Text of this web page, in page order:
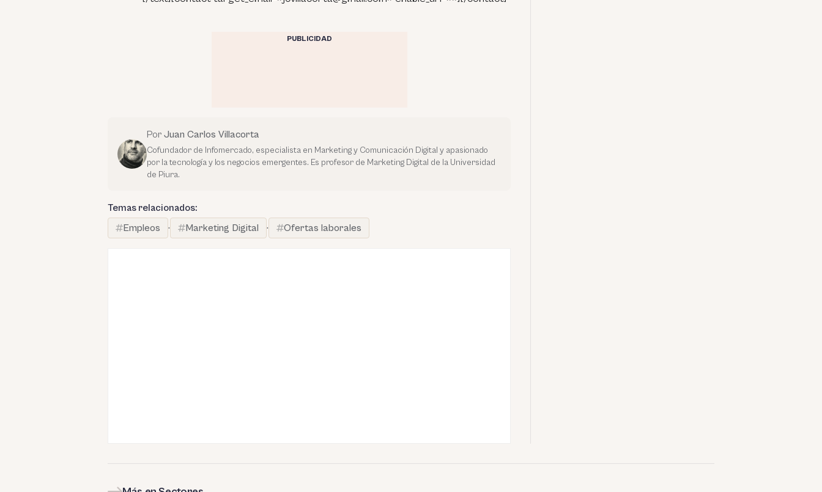
PUBLICIDAD
Por Juan Carlos Villacorta
Cofundador de Infomercado, especialista en Marketing y Comunicación Digital y apasionado
por la tecnología y los negocios emergentes. Es profesor de Marketing Digital de la Universidad
de Piura.
Temas relacionados:
Empleos
· Marketing Digital · Ofertas laborales